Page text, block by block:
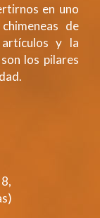
en uno
de
y la
los pilares